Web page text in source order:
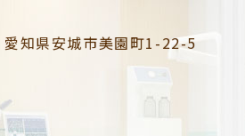
愛知県安城市美園町1-22-5